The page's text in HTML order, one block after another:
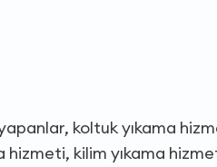
koltuk yıkama
kilim yıkama